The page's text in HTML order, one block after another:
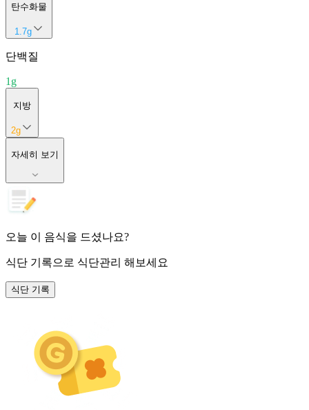
탄수화물
1.7g
단백질
1 g
지방
2g
자세히 보기
오늘 이 음식을 드셨나요?
식단 기록으로 식단관리 해보세요
식단 기록